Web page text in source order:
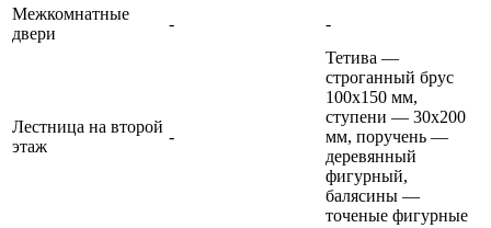
Межкомнатные
двери
- -
Лестница на второй
этаж
-
Тетива —
строганный брус
100х150 мм,
ступени — 30х200
мм, поручень —
деревянный
фигурный,
балясины —
точеные фигурные